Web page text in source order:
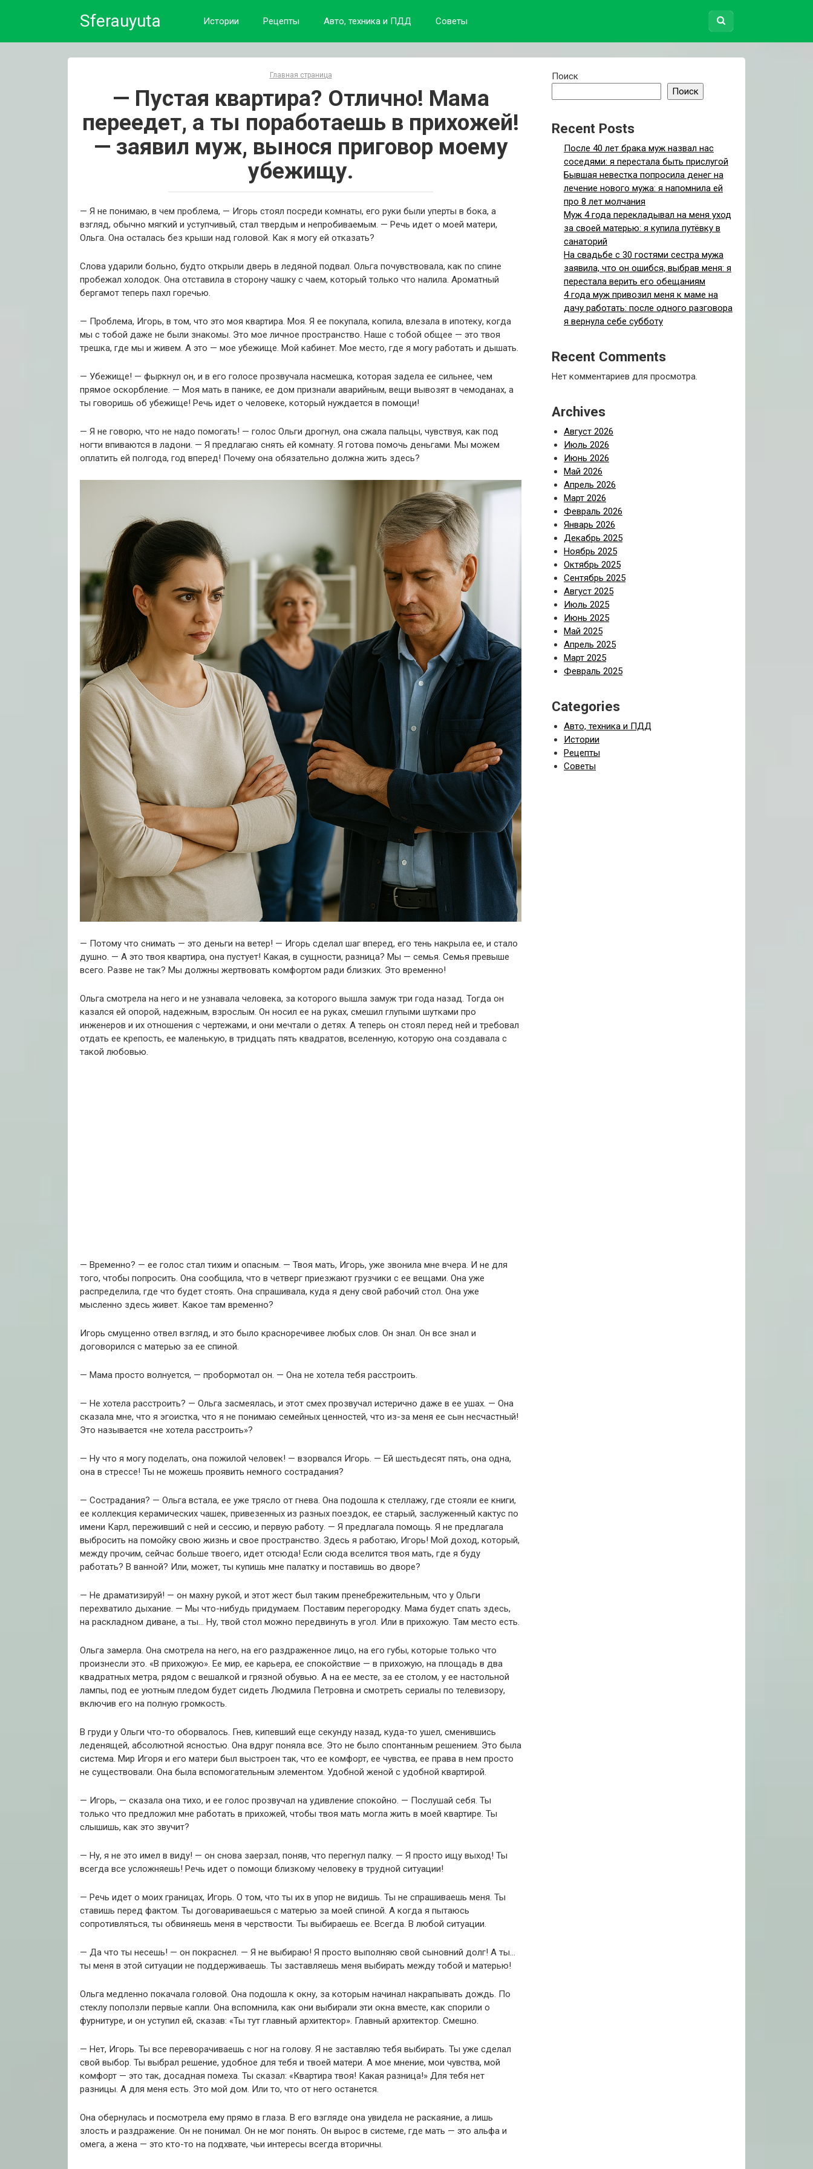
Sferauyuta Истории Рецепты Авто, техника и ПДД Советы
Главная страница
— Пустая квартира? Отлично! Мама
переедет, а ты поработаешь в прихожей!
— заявил муж, вынося приговор моему
убежищу.
— Я не понимаю, в чем проблема, — Игорь стоял посреди комнаты, его руки были уперты в бока, а
взгляд, обычно мягкий и уступчивый, стал твердым и непробиваемым. — Речь идет о моей матери,
Ольга. Она осталась без крыши над головой. Как я могу ей отказать?
Слова ударили больно, будто открыли дверь в ледяной подвал. Ольга почувствовала, как по спине
пробежал холодок. Она отставила в сторону чашку с чаем, который только что налила. Ароматный
бергамот теперь пахл горечью.
— Проблема, Игорь, в том, что это моя квартира. Моя. Я ее покупала, копила, влезала в ипотеку, когда
мы с тобой даже не были знакомы. Это мое личное пространство. Наше с тобой общее — это твоя
трешка, где мы и живем. А это — мое убежище. Мой кабинет. Мое место, где я могу работать и дышать.
— Убежище! — фыркнул он, и в его голосе прозвучала насмешка, которая задела ее сильнее, чем
прямое оскорбление. — Моя мать в панике, ее дом признали аварийным, вещи вывозят в чемоданах, а
ты говоришь об убежище! Речь идет о человеке, который нуждается в помощи!
— Я не говорю, что не надо помогать! — голос Ольги дрогнул, она сжала пальцы, чувствуя, как под
ногти впиваются в ладони. — Я предлагаю снять ей комнату. Я готова помочь деньгами. Мы можем
оплатить ей полгода, год вперед! Почему она обязательно должна жить здесь?
— Потому что снимать — это деньги на ветер! — Игорь сделал шаг вперед, его тень накрыла ее, и стало
душно. — А это твоя квартира, она пустует! Какая, в сущности, разница? Мы — семья. Семья превыше
всего. Разве не так? Мы должны жертвовать комфортом ради близких. Это временно!
Ольга смотрела на него и не узнавала человека, за которого вышла замуж три года назад. Тогда он
казался ей опорой, надежным, взрослым. Он носил ее на руках, смешил глупыми шутками про
инженеров и их отношения с чертежами, и они мечтали о детях. А теперь он стоял перед ней и требовал
отдать ее крепость, ее маленькую, в тридцать пять квадратов, вселенную, которую она создавала с
такой любовью.
— Временно? — ее голос стал тихим и опасным. — Твоя мать, Игорь, уже звонила мне вчера. И не для
того, чтобы попросить. Она сообщила, что в четверг приезжают грузчики с ее вещами. Она уже
распределила, где что будет стоять. Она спрашивала, куда я дену свой рабочий стол. Она уже
мысленно здесь живет. Какое там временно?
Игорь смущенно отвел взгляд, и это было красноречивее любых слов. Он знал. Он все знал и
договорился с матерью за ее спиной.
— Мама просто волнуется, — пробормотал он. — Она не хотела тебя расстроить.
— Не хотела расстроить? — Ольга засмеялась, и этот смех прозвучал истерично даже в ее ушах. — Она
сказала мне, что я эгоистка, что я не понимаю семейных ценностей, что из-за меня ее сын несчастный!
Это называется «не хотела расстроить»?
— Ну что я могу поделать, она пожилой человек! — взорвался Игорь. — Ей шестьдесят пять, она одна,
она в стрессе! Ты не можешь проявить немного сострадания?
— Сострадания? — Ольга встала, ее уже трясло от гнева. Она подошла к стеллажу, где стояли ее книги,
ее коллекция керамических чашек, привезенных из разных поездок, ее старый, заслуженный кактус по
имени Карл, переживший с ней и сессию, и первую работу. — Я предлагала помощь. Я не предлагала
выбросить на помойку свою жизнь и свое пространство. Здесь я работаю, Игорь! Мой доход, который,
между прочим, сейчас больше твоего, идет отсюда! Если сюда вселится твоя мать, где я буду
работать? В ванной? Или, может, ты купишь мне палатку и поставишь во дворе?
— Не драматизируй! — он махну рукой, и этот жест был таким пренебрежительным, что у Ольги
перехватило дыхание. — Мы что-нибудь придумаем. Поставим перегородку. Мама будет спать здесь,
на раскладном диване, а ты… Ну, твой стол можно передвинуть в угол. Или в прихожую. Там место есть.
Ольга замерла. Она смотрела на него, на его раздраженное лицо, на его губы, которые только что
произнесли это. «В прихожую». Ее мир, ее карьера, ее спокойствие — в прихожую, на площадь в два
квадратных метра, рядом с вешалкой и грязной обувью. А на ее месте, за ее столом, у ее настольной
лампы, под ее уютным пледом будет сидеть Людмила Петровна и смотреть сериалы по телевизору,
включив его на полную громкость.
В груди у Ольги что-то оборвалось. Гнев, кипевший еще секунду назад, куда-то ушел, сменившись
леденящей, абсолютной ясностью. Она вдруг поняла все. Это не было спонтанным решением. Это была
система. Мир Игоря и его матери был выстроен так, что ее комфорт, ее чувства, ее права в нем просто
не существовали. Она была вспомогательным элементом. Удобной женой с удобной квартирой.
— Игорь, — сказала она тихо, и ее голос прозвучал на удивление спокойно. — Послушай себя. Ты
только что предложил мне работать в прихожей, чтобы твоя мать могла жить в моей квартире. Ты
слышишь, как это звучит?
— Ну, я не это имел в виду! — он снова заерзал, поняв, что перегнул палку. — Я просто ищу выход! Ты
всегда все усложняешь! Речь идет о помощи близкому человеку в трудной ситуации!
— Речь идет о моих границах, Игорь. О том, что ты их в упор не видишь. Ты не спрашиваешь меня. Ты
ставишь перед фактом. Ты договариваешься с матерью за моей спиной. А когда я пытаюсь
сопротивляться, ты обвиняешь меня в черствости. Ты выбираешь ее. Всегда. В любой ситуации.
— Да что ты несешь! — он покраснел. — Я не выбираю! Я просто выполняю свой сыновний долг! А ты…
ты меня в этой ситуации не поддерживаешь. Ты заставляешь меня выбирать между тобой и матерью!
Ольга медленно покачала головой. Она подошла к окну, за которым начинал накрапывать дождь. По
стеклу поползли первые капли. Она вспомнила, как они выбирали эти окна вместе, как спорили о
фурнитуре, и он уступил ей, сказав: «Ты тут главный архитектор». Главный архитектор. Смешно.
— Нет, Игорь. Ты все переворачиваешь с ног на голову. Я не заставляю тебя выбирать. Ты уже сделал
свой выбор. Ты выбрал решение, удобное для тебя и твоей матери. А мое мнение, мои чувства, мой
комфорт — это так, досадная помеха. Ты сказал: «Квартира твоя! Какая разница!» Для тебя нет
разницы. А для меня есть. Это мой дом. Или то, что от него останется.
Она обернулась и посмотрела ему прямо в глаза. В его взгляде она увидела не раскаяние, а лишь
злость и раздражение. Он не понимал. Он не мог понять. Он вырос в системе, где мать — это альфа и
омега, а жена — это кто-то на подхвате, чьи интересы всегда вторичны.
Поиск
Поиск
Recent Posts
После 40 лет брака муж назвал нас
соседями: я перестала быть прислугой
Бывшая невестка попросила денег на
лечение нового мужа: я напомнила ей
про 8 лет молчания
Муж 4 года перекладывал на меня уход
за своей матерью: я купила путёвку в
санаторий
На свадьбе с 30 гостями сестра мужа
заявила, что он ошибся, выбрав меня: я
перестала верить его обещаниям
4 года муж привозил меня к маме на
дачу работать: после одного разговора
я вернула себе субботу
Recent Comments
Нет комментариев для просмотра.
Archives
Август 2026
Июль 2026
Июнь 2026
Май 2026
Апрель 2026
Март 2026
Февраль 2026
Январь 2026
Декабрь 2025
Ноябрь 2025
Октябрь 2025
Сентябрь 2025
Август 2025
Июль 2025
Июнь 2025
Май 2025
Апрель 2025
Март 2025
Февраль 2025
Categories
Авто, техника и ПДД
Истории
Рецепты
Советы